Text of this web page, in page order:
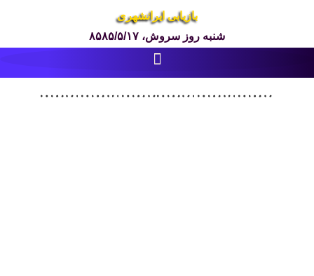
بازیابی ایرانشهری
شنبه روز سروش، ۸۵۸۵/۵/۱۷